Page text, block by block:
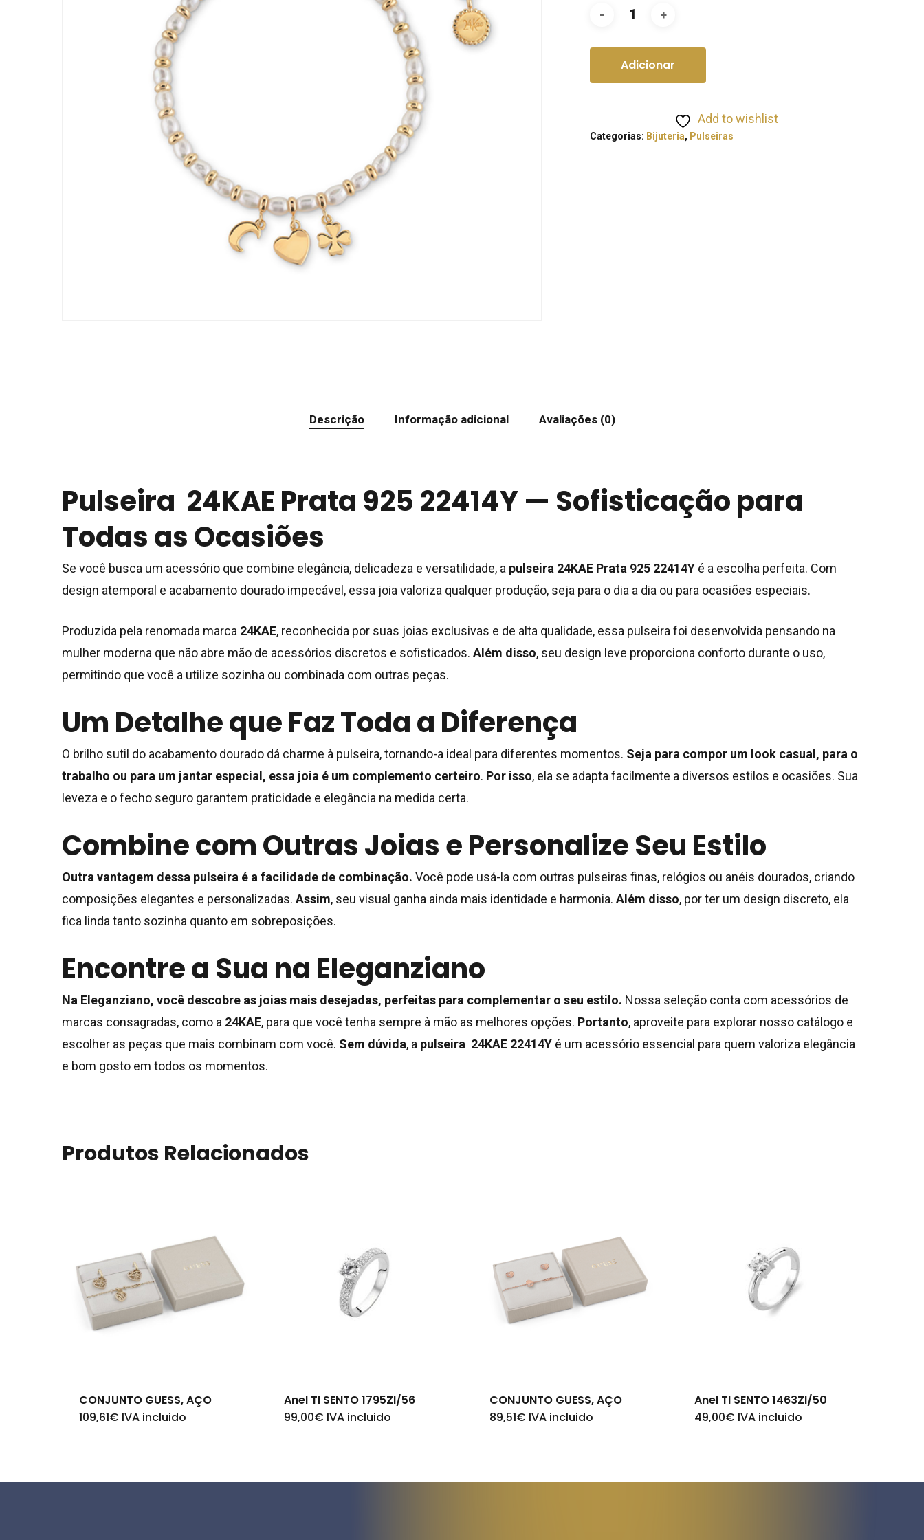
Adicionar
Add to wishlist
Categorias: Bijuteria, Pulseiras
Descrição Informação adicional Avaliações (0)
Pulseira 24KAE Prata 925 22414Y — Sofisticação para
Todas as Ocasiões
Se você busca um acessório que combine elegância, delicadeza e versatilidade, a pulseira 24KAE Prata 925 22414Y é a escolha perfeita. Com
design atemporal e acabamento dourado impecável, essa joia valoriza qualquer produção, seja para o dia a dia ou para ocasiões especiais.
Produzida pela renomada marca 24KAE, reconhecida por suas joias exclusivas e de alta qualidade, essa pulseira foi desenvolvida pensando na
mulher moderna que não abre mão de acessórios discretos e sofisticados. Além disso, seu design leve proporciona conforto durante o uso,
permitindo que você a utilize sozinha ou combinada com outras peças.
Um Detalhe que Faz Toda a Diferença
O brilho sutil do acabamento dourado dá charme à pulseira, tornando-a ideal para diferentes momentos. Seja para compor um look casual, para o
trabalho ou para um jantar especial, essa joia é um complemento certeiro. Por isso, ela se adapta facilmente a diversos estilos e ocasiões. Sua
leveza e o fecho seguro garantem praticidade e elegância na medida certa.
Combine com Outras Joias e Personalize Seu Estilo
Outra vantagem dessa pulseira é a facilidade de combinação. Você pode usá-la com outras pulseiras finas, relógios ou anéis dourados, criando
composições elegantes e personalizadas. Assim, seu visual ganha ainda mais identidade e harmonia. Além disso, por ter um design discreto, ela
fica linda tanto sozinha quanto em sobreposições.
Encontre a Sua na Eleganziano
Na Eleganziano, você descobre as joias mais desejadas, perfeitas para complementar o seu estilo. Nossa seleção conta com acessórios de
marcas consagradas, como a 24KAE, para que você tenha sempre à mão as melhores opções. Portanto, aproveite para explorar nosso catálogo e
escolher as peças que mais combinam com você. Sem dúvida, a pulseira 24KAE 22414Y é um acessório essencial para quem valoriza elegância
e bom gosto em todos os momentos.
Produtos Relacionados
CONJUNTO GUESS, AÇO
109,61€ IVA incluido
Anel TI SENTO 1795ZI/56
99,00€ IVA incluido
CONJUNTO GUESS, AÇO
89,51€ IVA incluido
Anel TI SENTO 1463ZI/50
49,00€ IVA incluido